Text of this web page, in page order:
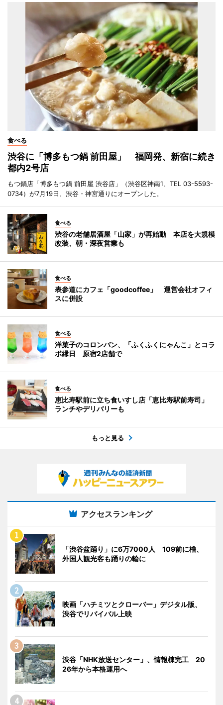
食べる
渋谷に「博多もつ鍋 前田屋」 福岡発、新宿に続き
都内2号店
もつ鍋店「博多もつ鍋 前田屋 渋谷店」（渋谷区神南1、TEL 03-5593-
0734）が7月19日、渋谷・神宮通りにオープンした。
食べる
渋谷の老舗居酒屋「山家」が再始動 本店を大規模
改装、朝・深夜営業も
食べる
表参道にカフェ「goodcoffee」 運営会社オフィ
スに併設
食べる
洋菓子のコロンバン、「ふくふくにゃんこ」とコラ
ボ縁日 原宿2店舗で
食べる
恵比寿駅前に立ち食いすし店「恵比寿駅前寿司」
ランチやデリバリーも
もっと見る
アクセスランキング
「渋谷盆踊り」に6万7000人 109前に櫓、
外国人観光客も踊りの輪に
映画「ハチミツとクローバー」デジタル版、
渋谷でリバイバル上映
渋谷「NHK放送センター」、情報棟完工 20
26年から本格運用へ